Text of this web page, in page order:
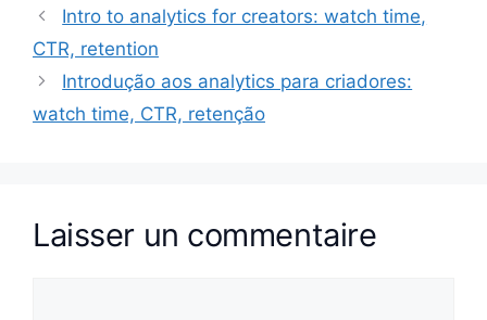
Intro to analytics for creators: watch time,
CTR, retention
Introdução aos analytics para criadores:
watch time, CTR, retenção
Laisser un commentaire